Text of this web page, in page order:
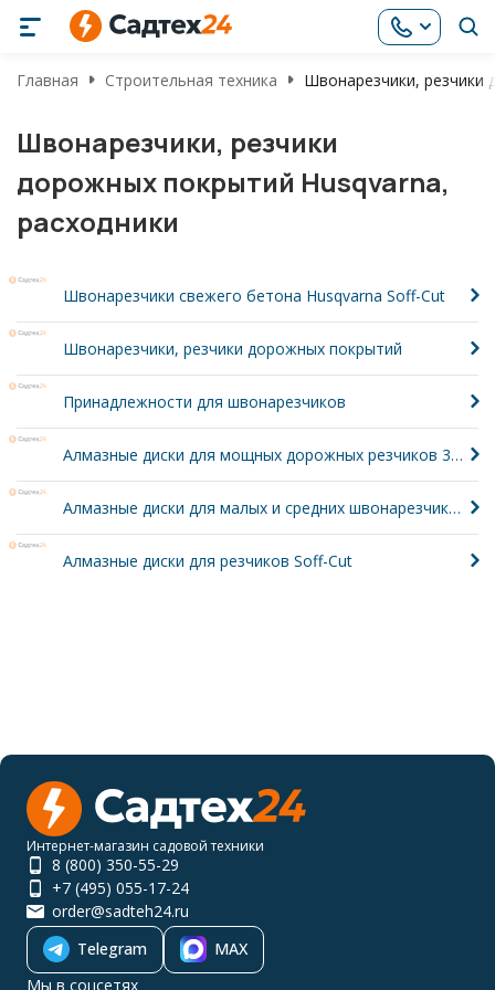
Главная Строительная техника Швонарезчики, резчики
Швонарезчики, резчики
дорожных покрытий Husqvarna,
расходники
Швонарезчики свежего бетона Husqvarna Soff-Cut
Швонарезчики, резчики дорожных покрытий
Принадлежности для швонарезчиков
Алмазные диски для мощных дорожных резчиков 350-1200 мм
Алмазные диски для малых и средних швонарезчиков 350-600 мм
Алмазные диски для резчиков Soff-Cut
Интернет-магазин садовой техники
8 (800) 350-55-29
+7 (495) 055-17-24
order@sadteh24.ru
Telegram
MAX
Мы в соцсетях